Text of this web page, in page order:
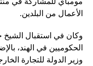
الأعمال من البلدين.
وكان في استقبال الشيخ
الحكوميين في الهند،
وزير الدولة للتجارة